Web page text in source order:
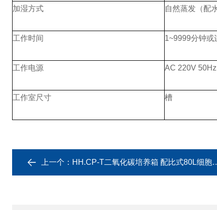
加湿方式 自然蒸发（配
工作时间 1~9999分钟或
工作电源 AC 220V 50Hz
工作室尺寸 槽
上一个： HH.CP-T二氧化碳培养箱 配比式80L细胞培养